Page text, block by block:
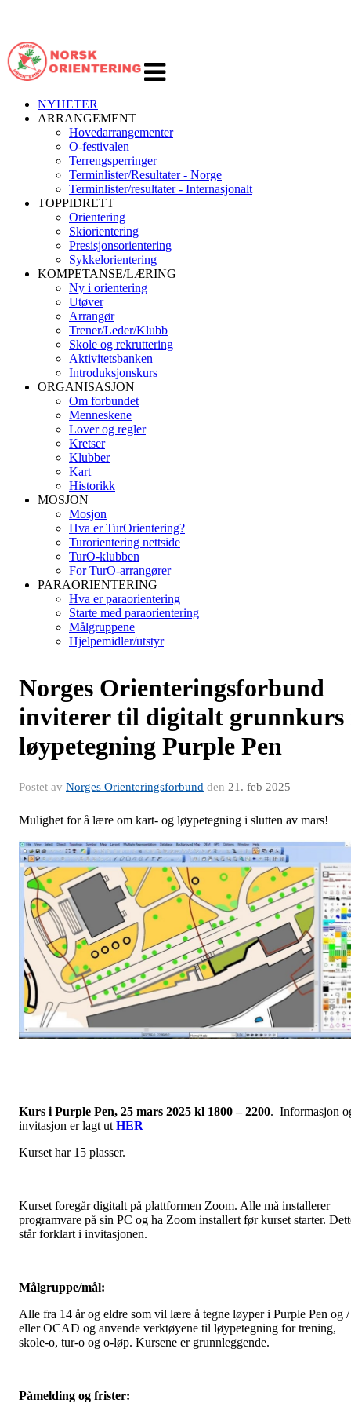
navigasjon
NYHETER
ARRANGEMENT
Hovedarrangementer
O-festivalen
Terrengsperringer
Terminlister/Resultater - Norge
Terminlister/resultater - Internasjonalt
TOPPIDRETT
Orientering
Skiorientering
Presisjonsorientering
Sykkelorientering
KOMPETANSE/LÆRING
Ny i orientering
Utøver
Arrangør
Trener/Leder/Klubb
Skole og rekruttering
Aktivitetsbanken
Introduksjonskurs
ORGANISASJON
Om forbundet
Menneskene
Lover og regler
Kretser
Klubber
Kart
Historikk
MOSJON
Mosjon
Hva er TurOrientering?
Turorientering nettside
TurO-klubben
For TurO-arrangører
PARAORIENTERING
Hva er paraorientering
Starte med paraorientering
Målgruppene
Hjelpemidler/utstyr
Norges Orienteringsforbund
inviterer til digitalt grunnkurs
løypetegning Purple Pen
Postet av Norges Orienteringsforbund den 21. feb 2025
Mulighet for å lære om kart- og løypetegning i slutten av mars!
Kurs i Purple Pen, 25 mars 2025 kl 1800 – 2200. Informasjon
invitasjon er lagt ut HER
Kurset har 15 plasser.
Kurset foregår digitalt på plattformen Zoom. Alle må installerer
programvare på sin PC og ha Zoom installert før kurset starter.
står forklart i invitasjonen.
Målgruppe/mål:
Alle fra 14 år og eldre som vil lære å tegne løyper i Purple Pen og /
eller OCAD og anvende verktøyene til løypetegning for trening,
skole-o, tur-o og o-løp. Kursene er grunnleggende.
Påmelding og frister: